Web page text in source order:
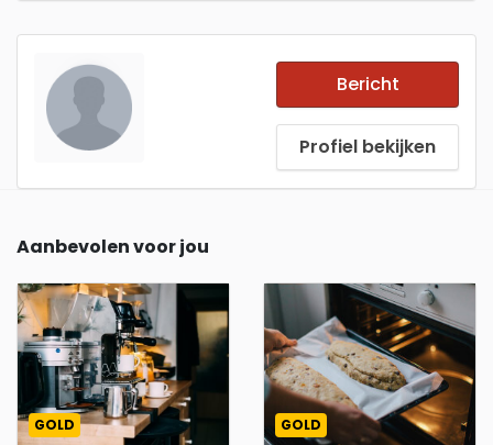
Bericht
Profiel bekijken
Aanbevolen voor jou
GOLD GOLD